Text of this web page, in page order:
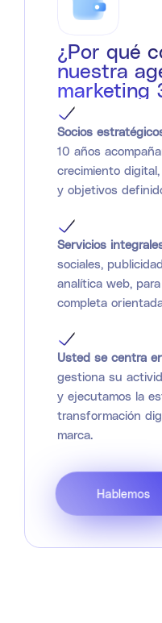
¿Por qué
nuestra
marketing
Socios
10 años
crecimiento
y objetivos
Servicios
sociales,
analítica web,
completa
Usted se centra
gestiona su
y ejecutamos la
transformación
marca.
Hablemos